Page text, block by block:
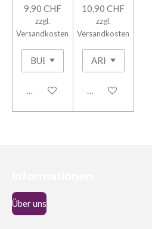
9,90 CHF
zzgl.
Versandkosten
In den Warenkorb
10,90 CHF
zzgl.
Versandkosten
In den Warenkorb
Über uns